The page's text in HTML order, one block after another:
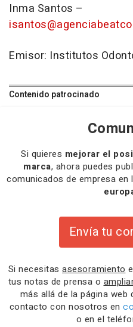
Inma Santos –
Emisor: Institutos
Contenido patrocinado
Si quieres mejorar el
marca, ahora puedes
comunicados de empresa
Envía tu
Si necesitas asesoramiento
tus notas de prensa o
más allá de la página web
contacto con nosotros en
o en el